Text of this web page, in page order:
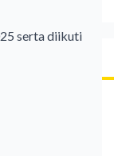
serta diikuti